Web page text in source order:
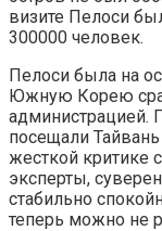
визите Пелоси
300000 человек.
Пелоси была на
Южную Корею
администрацией.
посещали
жесткой критике
эксперты,
стабильно
теперь можно не